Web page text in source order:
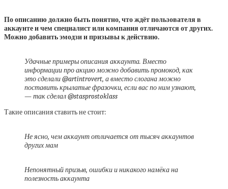
По описанию должно быть понятно, что ждёт пользователя в
аккаунте и чем специалист или компания отличаются от других.
Можно добавить эмодзи и призывы к действию.
Удачные примеры описания аккаунта. Вместо
информации про акцию можно добавить промокод, как
это сделали @artintrovert, а вместо слогана можно
поставить крылатые фразочки, если вас по ним узнают,
— так сделал @stasprostoklass
Такие описания ставить не стоит:
Не ясно, чем аккаунт отличается от тысяч аккаунтов
других мам
Непонятный призыв, ошибки и никакого намёка на
полезность аккаунта